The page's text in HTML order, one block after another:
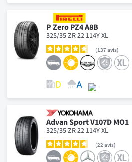
P Zero PZ4 A8B
325/35 ZR 22 114Y XL
137 avis
Advan Sport V107D MO1
325/35 ZR 22 114Y XL
22 avis